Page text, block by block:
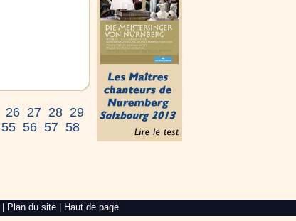
26 27 28 29
55 56 57 58
Plan du site Haut de page